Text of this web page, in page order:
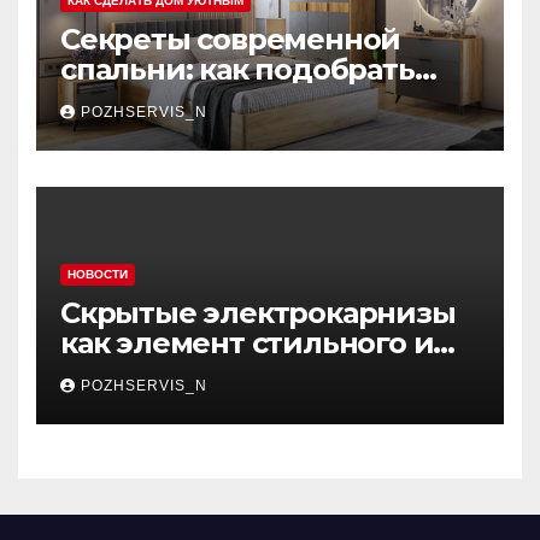
Секреты современной
спальни: как подобрать
мебель, которая меняет
пространство
POZHSERVIS_N
НОВОСТИ
Скрытые электрокарнизы
как элемент стильного и
функционального
интерьера
POZHSERVIS_N